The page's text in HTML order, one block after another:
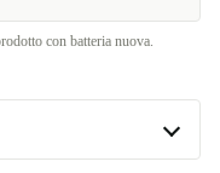
+66,41 €
+66,41 €
+66,41 €
con batteria nuova.